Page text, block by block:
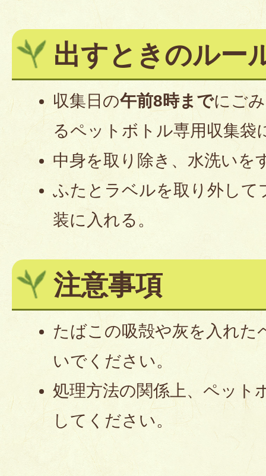
出すときのルー
収集日の午前8時までにご
るペットボトル専用収集袋
中身を取り除き、水洗いを
ふたとラベルを取り外して
装に入れる。
注意事項
たばこの吸殻や灰を入れた
いでください。
処理方法の関係上、ペット
してください。